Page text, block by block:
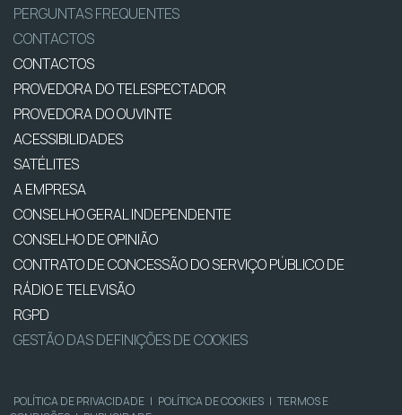
PERGUNTAS FREQUENTES
CONTACTOS
CONTACTOS
PROVEDORA DO TELESPECTADOR
PROVEDORA DO OUVINTE
ACESSIBILIDADES
SATÉLITES
A EMPRESA
CONSELHO GERAL INDEPENDENTE
CONSELHO DE OPINIÃO
CONTRATO DE CONCESSÃO DO SERVIÇO PÚBLICO DE
RÁDIO E TELEVISÃO
RGPD
GESTÃO DAS DEFINIÇÕES DE COOKIES
POLÍTICA DE PRIVACIDADE | POLÍTICA DE COOKIES | TERMOS E